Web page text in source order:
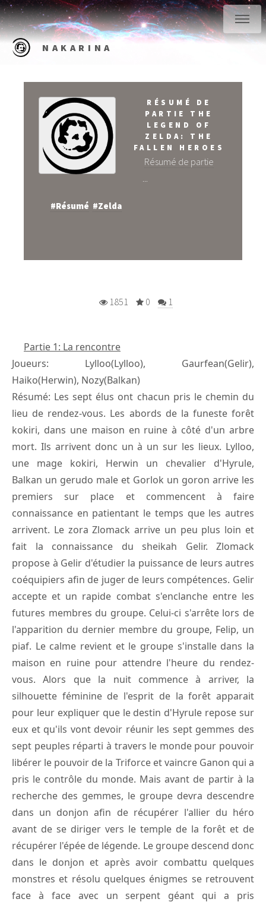
NAKARINA
RÉSUMÉ DE
PARTIE THE
LEGEND OF
ZELDA: THE
FALLEN HEROES
Résumé de partie
#Résumé #Zelda
1851 0 1
Partie 1: La rencontre
Joueurs: Lylloo(Lylloo), Gaurfean(Gelir),
Haiko(Herwin), Nozy(Balkan)
Résumé: Les sept élus ont chacun pris le chemin du
lieu de rendez-vous. Les abords de la funeste forêt
kokiri, dans une maison en ruine à côté d'un arbre
mort. Ils arrivent donc un à un sur les lieux. Lylloo,
une mage kokiri, Herwin un chevalier d'Hyrule,
Balkan un gerudo male et Gorlok un goron arrive les
premiers sur place et commencent à faire
connaissance en patientant le temps que les autres
arrivent. Le zora Zlomack arrive un peu plus loin et
fait la connaissance du sheikah Gelir. Zlomack
propose à Gelir d'étudier la puissance de leurs autres
coéquipiers afin de juger de leurs compétences. Gelir
accepte et un rapide combat s'enclanche entre les
futures membres du groupe. Celui-ci s'arrête lors de
l'apparition du dernier membre du groupe, Felip, un
piaf. Le calme revient et le groupe s'installe dans la
maison en ruine pour attendre l'heure du rendez-
vous. Alors que la nuit commence à arriver, la
silhouette féminine de l'esprit de la forêt apparait
pour leur expliquer que le destin d'Hyrule repose sur
eux et qu'ils vont devoir réunir les sept gemmes des
sept peuples réparti à travers le monde pour pouvoir
libérer le pouvoir de la Triforce et vaincre Ganon qui a
pris le contrôle du monde. Mais avant de partir à la
recherche des gemmes, le groupe devra descendre
dans un donjon afin de récupérer l'allier du héro
avant de se diriger vers le temple de la forêt et de
récupérer l'épée de légende. Le groupe descend donc
dans le donjon et après avoir combattu quelques
monstres et résolu quelques énigmes se retrouvent
face à face avec un serpent géant qui a pris